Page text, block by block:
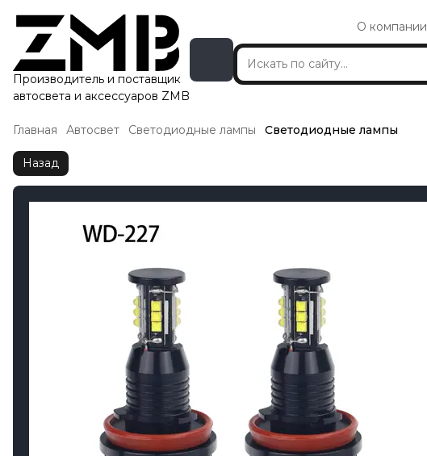
Производитель и поставщик
автосвета и аксессуаров ZMB
О компании
Главная Автосвет Светодиодные лампы Светодиодные лампы
Назад